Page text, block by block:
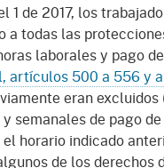
1 de 2017, los
a todas las
laborales y pago
artículos 500 a 556 y
eran excluidos
semanales de pago
horario indicado
de los derechos